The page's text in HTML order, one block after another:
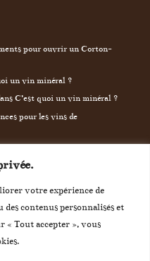
votre expérience de
contenus personnalisés et
« Tout accepter », vous
pour ouvrir un Corton-
un vin minéral ?
C’est quoi un vin minéral ?
pour les vins de